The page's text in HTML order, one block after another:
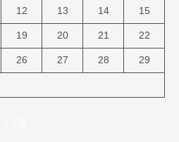
12 13 14 15
19 20 21 22
26 27 28 29